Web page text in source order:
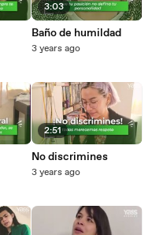
3:03
Baño de humildad
3 years ago
2:51
No discrimines
3 years ago